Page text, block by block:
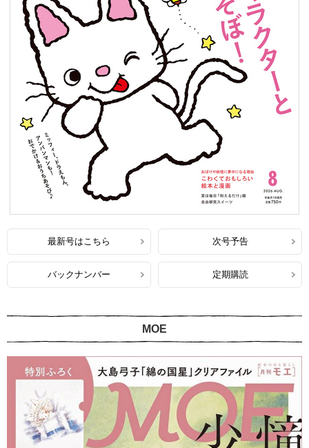
最新号はこちら 次号予告
バックナンバー 定期購読
MOE